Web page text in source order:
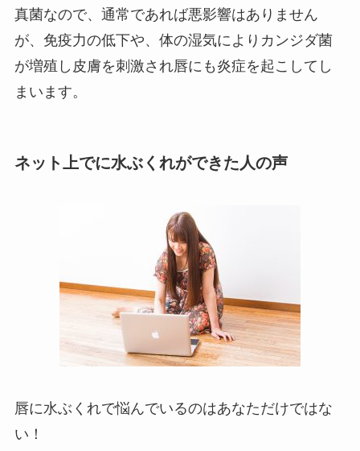
真菌なので、通常であれば悪影響はありません
が、免疫力の低下や、体の湿気によりカンジダ菌
が増殖し皮膚を刺激され唇にも炎症を起こしてし
まいます。
ネット上でに水ぶくれができた人の声
唇に水ぶくれで悩んでいるのはあなただけではな
い！